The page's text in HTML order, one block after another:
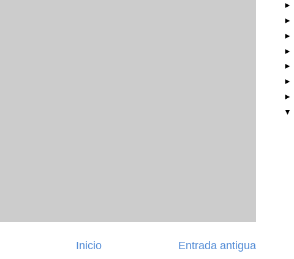
Entrada antigua
Inicio
►
►
►
►
►
►
►
▼